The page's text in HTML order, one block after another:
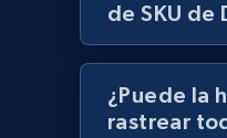
Lazada - Products -
keyword
URL, Title, Rating,
price, Currency,
de SKU de
¿Puede la
rastrear